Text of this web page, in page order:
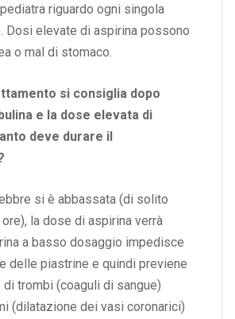
riguardo ogni singola
Dosi elevate di aspirina possono
o mal di stomaco.
si consiglia dopo
e la dose elevata di
deve durare il
si è abbassata (di solito
la dose di aspirina verrà
a basso dosaggio impedisce
delle piastrine e quindi previene
trombi (coaguli di sangue)
(dilatazione dei vasi coronarici)